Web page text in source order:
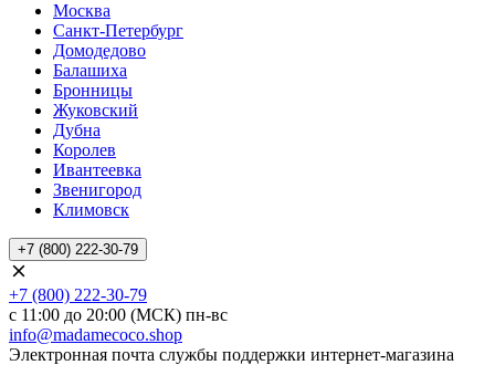
Москва
Санкт-Петербург
Домодедово
Балашиха
Бронницы
Жуковский
Дубна
Королев
Ивантеевка
Звенигород
Климовск
+7 (800) 222-30-79
+7 (800) 222-30-79
с 11:00 до 20:00 (МСК) пн-вс
info@madamecoco.shop
Электронная почта службы поддержки интернет-магазина